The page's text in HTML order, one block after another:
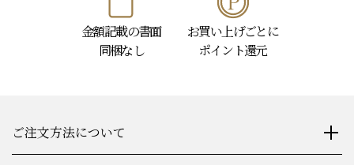
金額記載の書面
同梱なし
お買い上げごとに
ポイント還元
ご注文方法について